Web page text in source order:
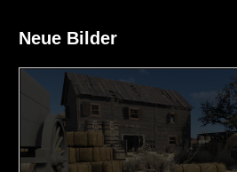
Neue Bilder